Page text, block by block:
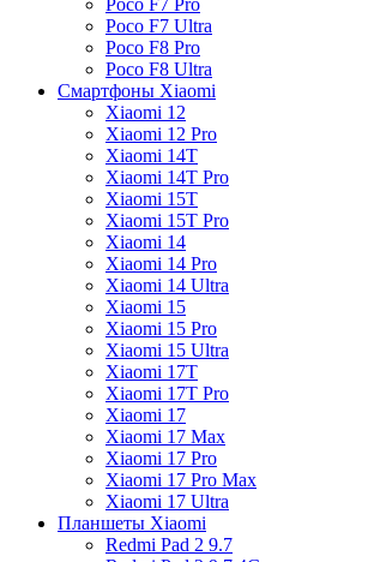
Poco F7 Ultra
Poco F8 Pro
Poco F8 Ultra
Смартфоны Xiaomi
Xiaomi 12
Xiaomi 12 Pro
Xiaomi 14T
Xiaomi 14T Pro
Xiaomi 15T
Xiaomi 15T Pro
Xiaomi 14
Xiaomi 14 Pro
Xiaomi 14 Ultra
Xiaomi 15
Xiaomi 15 Pro
Xiaomi 15 Ultra
Xiaomi 17T
Xiaomi 17T Pro
Xiaomi 17
Xiaomi 17 Max
Xiaomi 17 Pro
Xiaomi 17 Pro Max
Xiaomi 17 Ultra
Планшеты Xiaomi
Redmi Pad 2 9.7